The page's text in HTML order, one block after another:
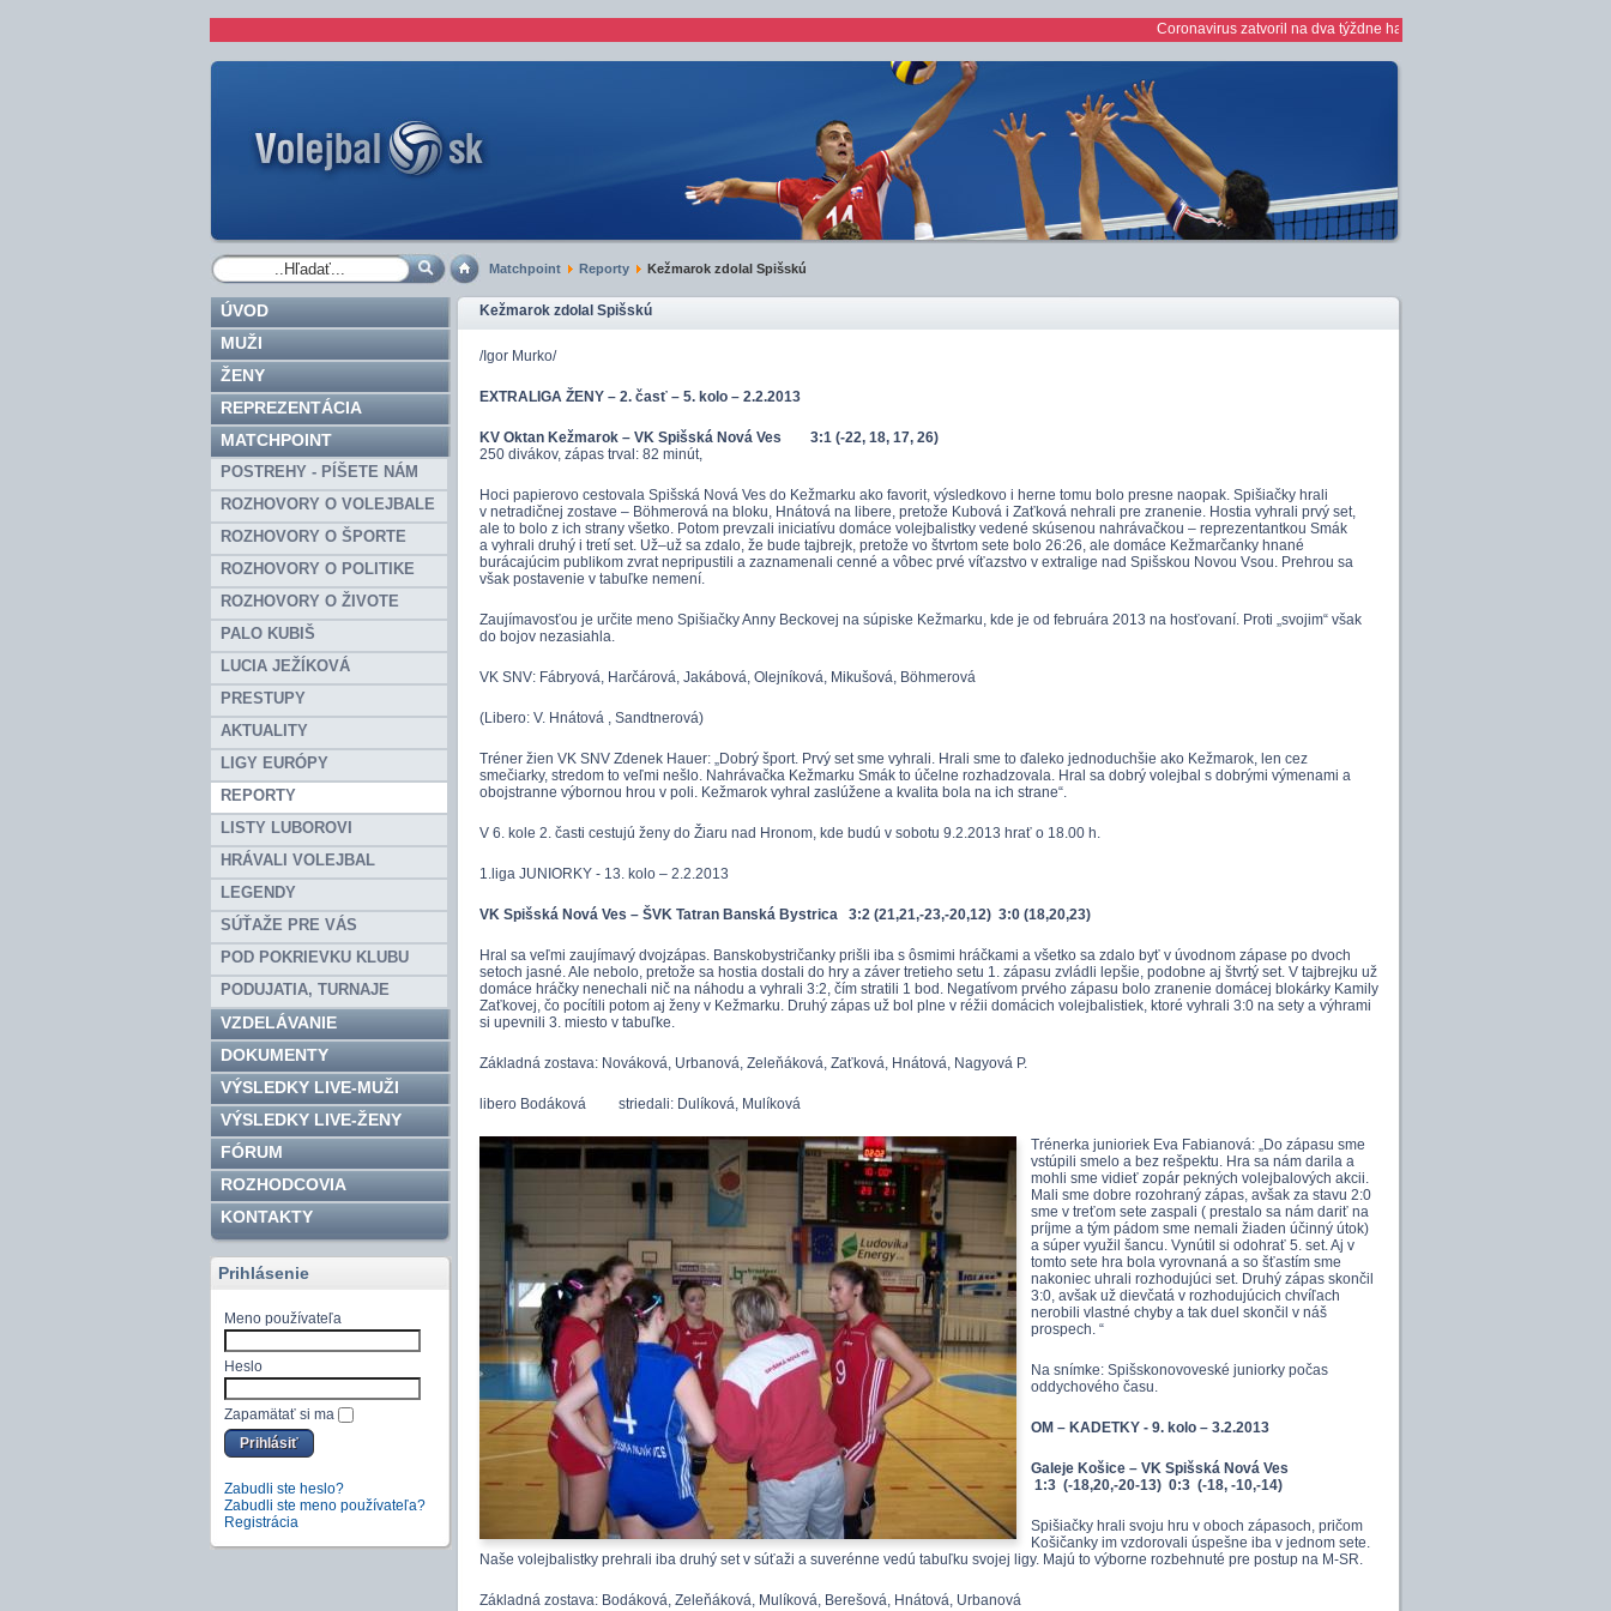
Coronavirus zatvoril na dva týždne haly *** 1/2 finále play off žien ***
Matchpoint Reporty Kežmarok zdolal Spišskú
ÚVOD
MUŽI
ŽENY
REPREZENTÁCIA
MATCHPOINT
POSTREHY - PÍŠETE NÁM
ROZHOVORY O VOLEJBALE
ROZHOVORY O ŠPORTE
ROZHOVORY O POLITIKE
ROZHOVORY O ŽIVOTE
PALO KUBIŠ
LUCIA JEŽÍKOVÁ
PRESTUPY
AKTUALITY
LIGY EURÓPY
REPORTY
LISTY LUBOROVI
HRÁVALI VOLEJBAL
LEGENDY
SÚŤAŽE PRE VÁS
POD POKRIEVKU KLUBU
PODUJATIA, TURNAJE
VZDELÁVANIE
DOKUMENTY
VÝSLEDKY LIVE-MUŽI
VÝSLEDKY LIVE-ŽENY
FÓRUM
ROZHODCOVIA
KONTAKTY
Prihlásenie
Meno používateľa
Heslo
Zapamätať si ma
Zabudli ste heslo?
Zabudli ste meno používateľa?
Registrácia
Kežmarok zdolal Spišskú
/Igor Murko/
EXTRALIGA ŽENY – 2. časť – 5. kolo – 2.2.2013
KV Oktan Kežmarok – VK Spišská Nová Ves 3:1 (-22, 18, 17, 26)
250 divákov, zápas trval: 82 minút,
Hoci papierovo cestovala Spišská Nová Ves do Kežmarku ako favorit, výsledkovo i herne tomu bolo presne naopak. Spišiačky hrali
v netradičnej zostave – Böhmerová na bloku, Hnátová na libere, pretože Kubová i Zaťková nehrali pre zranenie. Hostia vyhrali prvý set,
ale to bolo z ich strany všetko. Potom prevzali iniciatívu domáce volejbalistky vedené skúsenou nahrávačkou – reprezentantkou Smák
a vyhrali druhý i tretí set. Už–už sa zdalo, že bude tajbrejk, pretože vo štvrtom sete bolo 26:26, ale domáce Kežmarčanky hnané
burácajúcim publikom zvrat nepripustili a zaznamenali cenné a vôbec prvé víťazstvo v extralige nad Spišskou Novou Vsou. Prehrou sa
však postavenie v tabuľke nemení.
Zaujímavosťou je určite meno Spišiačky Anny Beckovej na súpiske Kežmarku, kde je od februára 2013 na hosťovaní. Proti „svojim“ však
do bojov nezasiahla.
VK SNV: Fábryová, Harčárová, Jakábová, Olejníková, Mikušová, Böhmerová
(Libero: V. Hnátová , Sandtnerová)
Tréner žien VK SNV Zdenek Hauer: „Dobrý šport. Prvý set sme vyhrali. Hrali sme to ďaleko jednoduchšie ako Kežmarok, len cez
smečiarky, stredom to veľmi nešlo. Nahrávačka Kežmarku Smák to účelne rozhadzovala. Hral sa dobrý volejbal s dobrými výmenami a
obojstranne výbornou hrou v poli. Kežmarok vyhral zaslúžene a kvalita bola na ich strane“.
V 6. kole 2. časti cestujú ženy do Žiaru nad Hronom, kde budú v sobotu 9.2.2013 hrať o 18.00 h.
1.liga JUNIORKY - 13. kolo – 2.2.2013
VK Spišská Nová Ves – ŠVK Tatran Banská Bystrica 3:2 (21,21,-23,-20,12)3:0 (18,20,23)
Hral sa veľmi zaujímavý dvojzápas. Banskobystričanky prišli iba s ôsmimi hráčkami a všetko sa zdalo byť v úvodnom zápase po dvoch
setoch jasné. Ale nebolo, pretože sa hostia dostali do hry a záver tretieho setu 1. zápasu zvládli lepšie, podobne aj štvrtý set. V tajbrejku už
domáce hráčky nenechali nič na náhodu a vyhrali 3:2, čím stratili 1 bod. Negatívom prvého zápasu bolo zranenie domácej blokárky Kamily
Zaťkovej, čo pocítili potom aj ženy v Kežmarku. Druhý zápas už bol plne v réžii domácich volejbalistiek, ktoré vyhrali 3:0 na sety a výhrami
si upevnili 3. miesto v tabuľke.
Základná zostava: Nováková, Urbanová, Zeleňáková, Zaťková, Hnátová, Nagyová P.
libero Bodáková striedali: Dulíková, Mulíková
Trénerka junioriek Eva Fabianová: „Do zápasu sme
vstúpili smelo a bez rešpektu. Hra sa nám darila a
mohli sme vidieť zopár pekných volejbalových akcii.
Mali sme dobre rozohraný zápas, avšak za stavu 2:0
sme v treťom sete zaspali ( prestalo sa nám dariť na
príjme a tým pádom sme nemali žiaden účinný útok)
a súper využil šancu. Vynútil si odohrať 5. set. Aj v
tomto sete hra bola vyrovnaná a so šťastím sme
nakoniec uhrali rozhodujúci set. Druhý zápas skončil
3:0, avšak už dievčatá v rozhodujúcich chvíľach
nerobili vlastné chyby a tak duel skončil v náš
prospech. “
Na snímke: Spišskonovoveské juniorky počas
oddychového času.
OM – KADETKY - 9. kolo – 3.2.2013
Galeje Košice – VK Spišská Nová Ves
1:3 (-18,20,-20-13)0:3 (-18, -10,-14)
Spišiačky hrali svoju hru v oboch zápasoch, pričom
Košičanky im vzdorovali úspešne iba v jednom sete.
Naše volejbalistky prehrali iba druhý set v súťaži a suverénne vedú tabuľku svojej ligy. Majú to výborne rozbehnuté pre postup na M-SR.
Základná zostava: Bodáková, Zeleňáková, Mulíková, Berešová, Hnátová, Urbanová